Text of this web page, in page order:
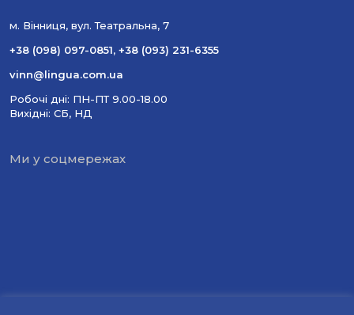
м. Вінниця, вул. Театральна, 7
+38 (098) 097-0851, +38 (093) 231-6355
vinn@lingua.com.ua
Робочі дні: ПН-ПТ 9.00-18.00
Вихідні: СБ, НД
Ми у соцмережах